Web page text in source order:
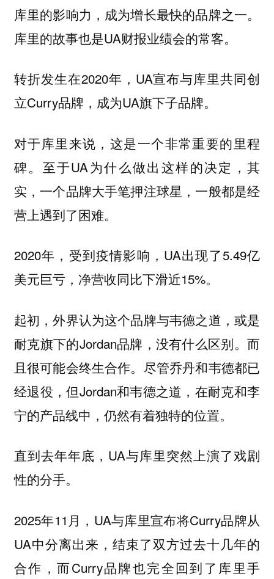
库里的影响力，成为增长最快的品牌之一。
库里的故事也是UA财报业绩会的常客。
转折发生在2020年，UA宣布与库里共同创
立Curry品牌，成为UA旗下子品牌。
对于库里来说，这是一个非常重要的里程
碑。至于UA为什么做出这样的决定，其
实，一个品牌大手笔押注球星，一般都是经
营上遇到了困难。
2020年，受到疫情影响，UA出现了5.49亿
美元巨亏，净营收同比下滑近15%。
起初，外界认为这个品牌与韦德之道，或是
耐克旗下的Jordan品牌，没有什么区别。而
且很可能会终生合作。尽管乔丹和韦德都已
经退役，但Jordan和韦德之道，在耐克和李
宁的产品线中，仍然有着独特的位置。
直到去年年底，UA与库里突然上演了戏剧
性的分手。
2025年11月，UA与库里宣布将Curry品牌从
UA中分离出来，结束了双方过去十几年的
合作，而Curry品牌也完全回到了库里手